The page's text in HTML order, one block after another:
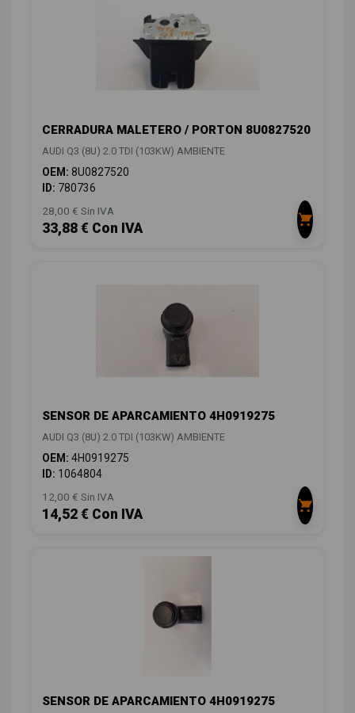
CERRADURA MALETERO / PORTON 8U0827520
AUDI Q3 (8U) 2.0 TDI (103KW) AMBIENTE
OEM: 8U0827520
ID: 780736
28,00 € Sin IVA
33,88 € Con IVA
SENSOR DE APARCAMIENTO 4H0919275
AUDI Q3 (8U) 2.0 TDI (103KW) AMBIENTE
OEM: 4H0919275
ID: 1064804
12,00 € Sin IVA
14,52 € Con IVA
SENSOR DE APARCAMIENTO 4H0919275